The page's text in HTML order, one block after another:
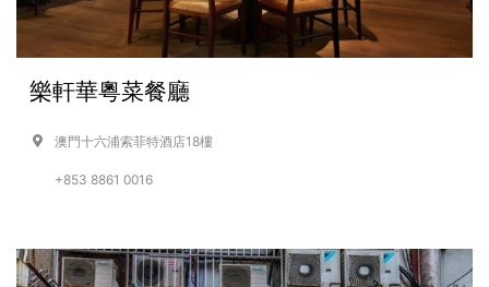
樂軒華粵菜餐廳
澳門十六浦索菲特酒店18樓
+853 8861 0016